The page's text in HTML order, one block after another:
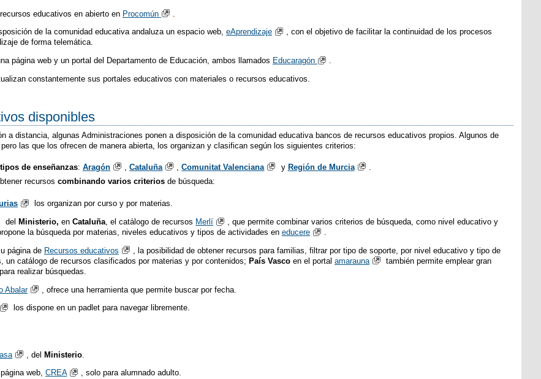
educativos en abierto en Procomún​
de la comunidad educativa andaluza un espacio web, eAprendizaje
, con el objetivo de facilitar la continuidad de los procesos
de forma telemática.
página web y un portal del Departamento de Educación, ambos llamados Educaragón
.
constantemente sus portales educativos con materiales o recursos educativos.
disponibles
a distancia, algunas Administraciones ponen a disposición de la comunidad educativa bancos de recursos educativos propios. Algunos de
las que los ofrecen de manera abierta, los organizan y clasifican según los siguientes criterios:
de enseñanzas: Aragón ,Cataluña ,Comunitat Valenciana y Región de Murcia
recursos combinando varios criteriosde búsqueda:
los organizan por curso y por materias.
del Ministerio,enCataluña , el catálogo de recursos Merlí
, que permite combinar varios criterios de búsqueda, como nivel educativo y
la búsqueda por materias, niveles educativos y tipos de actividades en educere
página de Recursos educativos
, la posibilidad de obtener recursos para familias, filtrar por tipo de soporte, por nivel educativo y tipo de
un catálogo de recursos clasificados por materias y por contenidos; País Vascoen el portal amarauna
también permite emplear gran
realizar búsquedas.
Abalar
, ofrece una herramienta que permite buscar por fecha.
los dispone en un padlet para navegar libremente.
, delMinisterio
web, CREA
, solo para alumnado adulto.